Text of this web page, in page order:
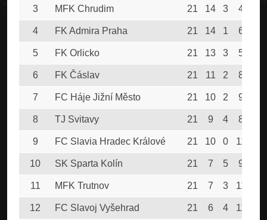
3 MFK Chrudim 21 14 3 4
4 FK Admira Praha 21 14 1 6
5 FK Orlicko 21 13 3 5
6 FK Čáslav 21 11 2 8
7 FC Háje Jižní Město 21 10 2 9
8 TJ Svitavy 21 9 4 8
9 FC Slavia Hradec Králové 21 10 0 11
10 SK Sparta Kolín 21 7 5 9
11 MFK Trutnov 21 7 3 11
12 FC Slavoj Vyšehrad 21 6 4 11